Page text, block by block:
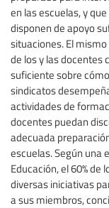
en las escuelas, y
disponen de apoyo
situaciones. El
de los y las docentes
suficiente sobre
sindicatos
actividades de
docentes puedan
adecuada
escuelas. Según una
Educación, el 60%
diversas iniciativas
a sus miembros,